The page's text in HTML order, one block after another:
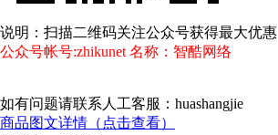
说明：扫描二维码关注公众号获得最大优惠
公众号帐号:zhikunet 名称：智酷网络
如有问题请联系人工客服：huashangjie
商品图文详情（点击查看）